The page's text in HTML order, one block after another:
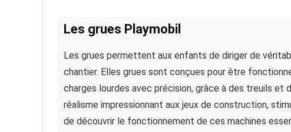
Les grues Playmobil
Les grues permettent aux enfants de diriger de
chantier. Elles grues sont conçues pour être
charges lourdes avec précision, grâce à des treuils et
réalisme impressionnant aux jeux de construction,
de découvrir le fonctionnement de ces machines